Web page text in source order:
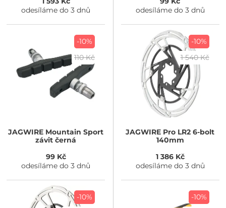
odesíláme do 3 dnů
odesíláme do 3 dnů
-10%
110 Kč
JAGWIRE Mountain Sport
závit černá
99 Kč
odesíláme do 3 dnů
-10%
1 540 Kč
JAGWIRE Pro LR2 6-bolt
140mm
1 386 Kč
odesíláme do 3 dnů
-10%
-10%